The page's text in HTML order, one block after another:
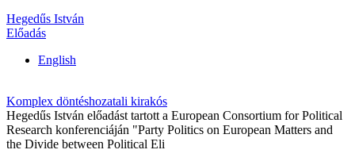
Hegedűs István
Előadás
English
Komplex döntéshozatali kirakós
Hegedűs István előadást tartott a European Consortium for Political
Research konferenciáján "Party Politics on European Matters and
the Divide between Political Eli